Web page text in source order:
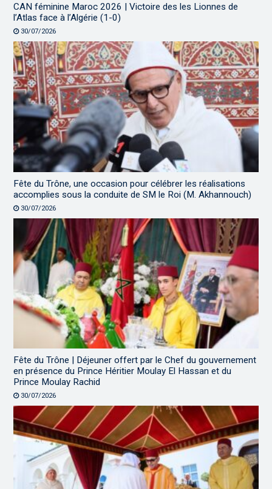
CAN féminine Maroc 2026 | Victoire des les Lionnes de
l’Atlas face à l’Algérie (1-0)
30/07/2026
Fête du Trône, une occasion pour célébrer les réalisations
accomplies sous la conduite de SM le Roi (M. Akhannouch)
30/07/2026
Fête du Trône | Déjeuner offert par le Chef du gouvernement
en présence du Prince Héritier Moulay El Hassan et du
Prince Moulay Rachid
30/07/2026